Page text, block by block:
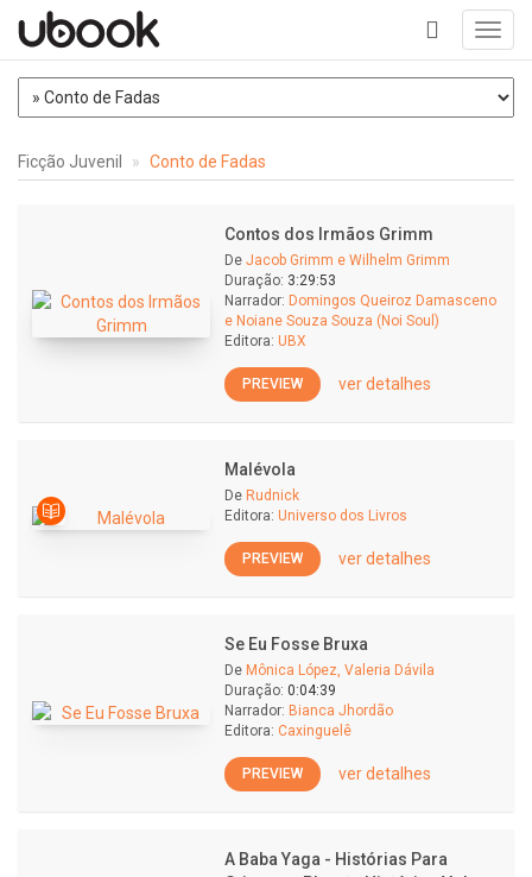
+
Ficção Juvenil Conto de Fadas
Contos dos Irmãos Grimm
De Jacob Grimm e Wilhelm Grimm
Duração: 3:29:53
Narrador: Domingos Queiroz Damasceno
e Noiane Souza Souza (Noi Soul)
Editora: UBX
PREVIEW ver detalhes
Malévola
De Rudnick
Editora: Universo dos Livros
PREVIEW ver detalhes
Se Eu Fosse Bruxa
De Mônica López, Valeria Dávila
Duração: 0:04:39
Narrador: Bianca Jhordão
Editora: Caxinguelê
PREVIEW ver detalhes
A Baba Yaga - Histórias Para